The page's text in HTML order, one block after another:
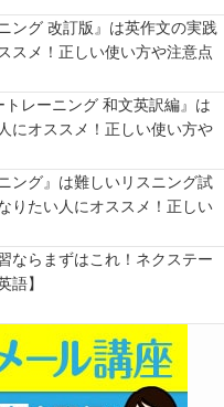
ング 改訂版』は英作文の実践
スメ！正しい使い方や注意点
トレーニング 和文英訳編』は
にオススメ！正しい使い方や
ング』は難しいリスニング試
りたい人にオススメ！正しい
ならまずはこれ！ネクステー
語】